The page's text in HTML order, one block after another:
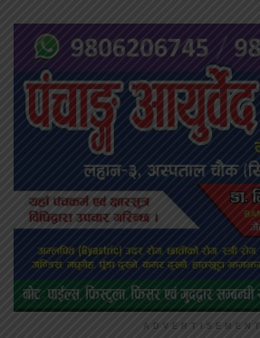
ADVERTISEMENT